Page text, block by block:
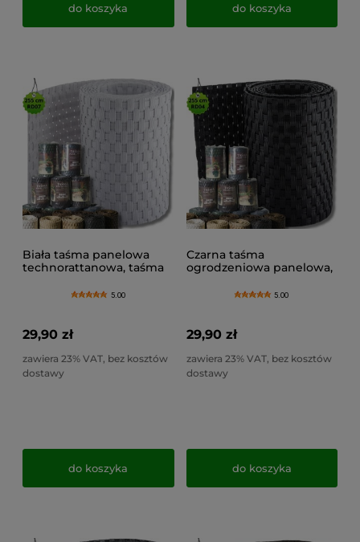
do koszyka do koszyka
Biała taśma panelowa
technorattanowa, taśma
(19x255cm)
5.00
29,90 zł
zawiera 23% VAT, bez kosztów
dostawy
do koszyka
Czarna taśma
ogrodzeniowa panelowa,
RD04(19x255cm)5.00
29,90 zł
zawiera 23% VAT, bez kosztów
dostawy
do koszyka